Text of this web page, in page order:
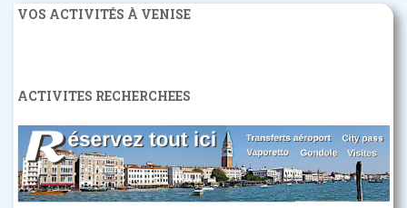
VOS ACTIVITÉS À VENISE
ACTIVITES RECHERCHEES